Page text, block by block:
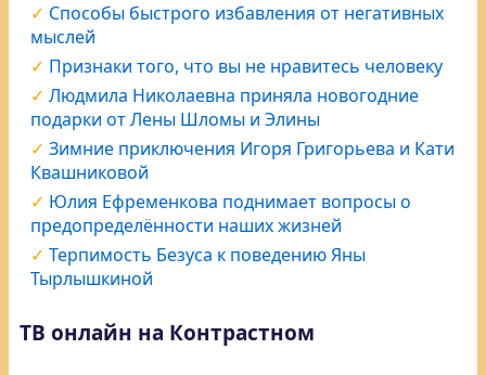
Способы быстрого избавления от негативных
мыслей
Признаки того, что вы не нравитесь человеку
Людмила Николаевна приняла новогодние
подарки от Лены Шломы и Элины
Зимние приключения Игоря Григорьева и Кати
Квашниковой
Юлия Ефременкова поднимает вопросы о
предопределённости наших жизней
Терпимость Безуса к поведению Яны
Тырлышкиной
ТВ онлайн на Контрастном